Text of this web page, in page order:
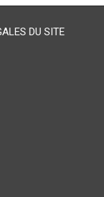
DU SITE